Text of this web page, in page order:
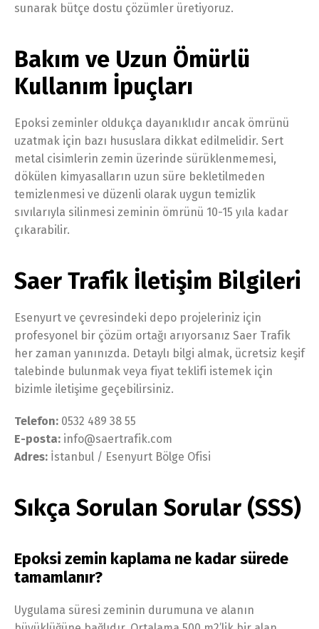
sunarak bütçe dostu çözümler üretiyoruz.
Bakım ve Uzun Ömürlü
Kullanım İpuçları
Epoksi zeminler oldukça dayanıklıdır ancak ömrünü
uzatmak için bazı hususlara dikkat edilmelidir. Sert
metal cisimlerin zemin üzerinde sürüklenmemesi,
dökülen kimyasalların uzun süre bekletilmeden
temizlenmesi ve düzenli olarak uygun temizlik
sıvılarıyla silinmesi zeminin ömrünü 10-15 yıla kadar
çıkarabilir.
Saer Trafik İletişim Bilgileri
Esenyurt ve çevresindeki depo projeleriniz için
profesyonel bir çözüm ortağı arıyorsanız Saer Trafik
her zaman yanınızda. Detaylı bilgi almak, ücretsiz keşif
talebinde bulunmak veya fiyat teklifi istemek için
bizimle iletişime geçebilirsiniz.
Telefon: 0532 489 38 55
E-posta: info@saertrafik.com
Adres: İstanbul / Esenyurt Bölge Ofisi
Sıkça Sorulan Sorular (SSS)
Epoksi zemin kaplama ne kadar sürede
tamamlanır?
Uygulama süresi zeminin durumuna ve alanın